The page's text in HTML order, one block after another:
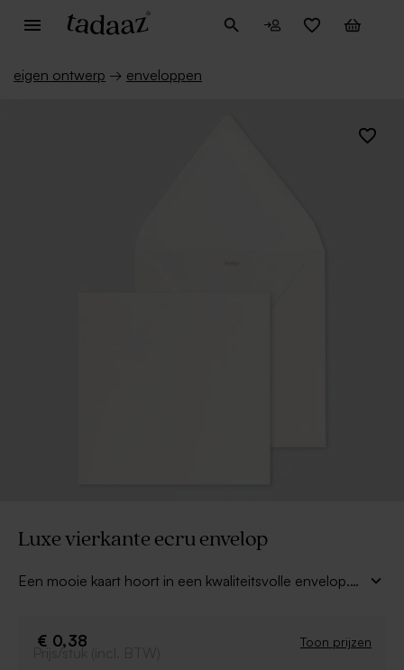
eigen ontwerp → enveloppen
Luxe vierkante ecru envelop
Een mooie kaart hoort in een kwaliteitsvolle envelop.
bestemmelingen een wauw-effect van begin tot eind.
€ 0,38 Toon prijzen
Prijs/stuk (incl. BTW)